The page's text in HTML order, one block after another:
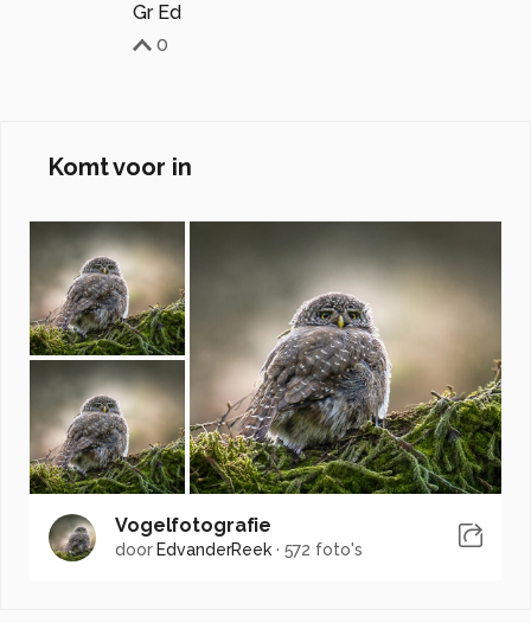
Gr Ed
0
Komt voor in
Vogelfotografie
door EdvanderReek· 572 foto's